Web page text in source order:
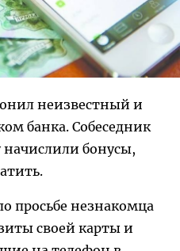
неизвестный и
банка. Собеседник
начислили бонусы,
просьбе незнакомца
своей карты и